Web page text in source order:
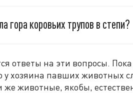
гора коровьих трупов в степи?
ответы на эти вопросы.
хозяина павших животных
же животные, якобы,